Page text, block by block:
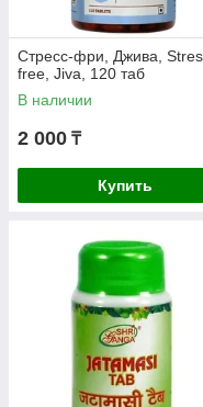
Стресс-фри, Джива,
free, Jiva, 120 таб
В наличии
2 000 ₸
Купить